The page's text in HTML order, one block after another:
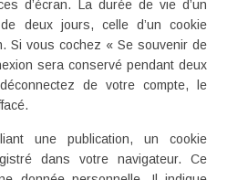
d’écran. La durée de vie d’un
deux jours, celle d’un cookie
Si vous cochez « Se souvenir de
sera conservé pendant deux
de votre compte, le
une publication, un cookie
dans votre navigateur. Ce